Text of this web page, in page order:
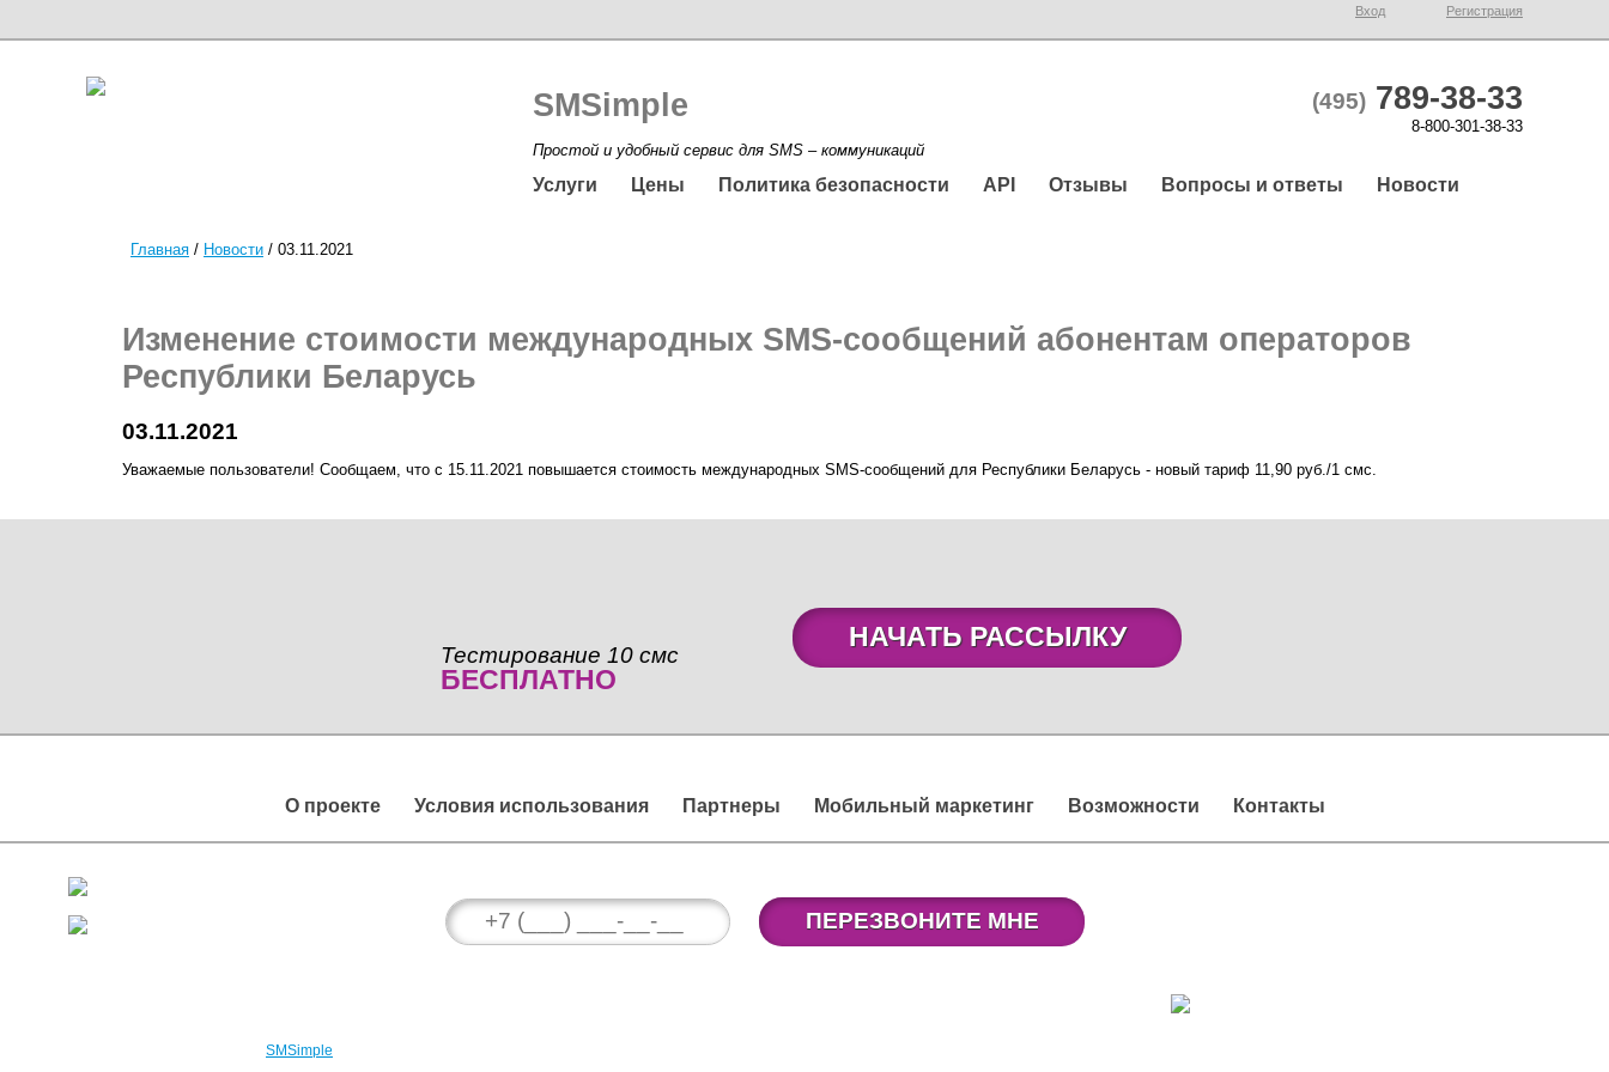
Вход Регистрация
SMSimple
Простой и удобный сервис для SMS – коммуникаций
(495) 789-38-33
8-800-301-38-33
Услуги Цены Политика безопасности API Отзывы Вопросы и ответы Новости
Главная / Новости / 03.11.2021
Изменение стоимости международных SMS-сообщений абонентам операторов
Республики Беларусь
03.11.2021
Уважаемые пользователи! Сообщаем, что c 15.11.2021 повышается стоимость международных SMS-сообщений для Республики Беларусь - новый тариф 11,90 руб./1 смс.
Тестирование 10 смс
БЕСПЛАТНО
НАЧАТЬ РАССЫЛКУ
О проекте Условия использования Партнеры Мобильный маркетинг Возможности Контакты
SMSimple
ПЕРЕЗВОНИТЕ МНЕ